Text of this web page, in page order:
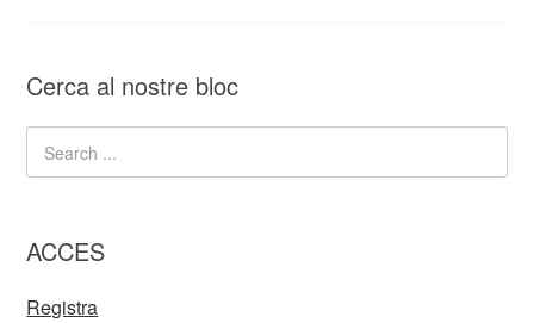
Cerca al nostre bloc
ACCES
Registra